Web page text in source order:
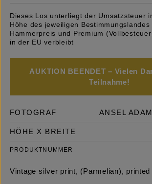
Dieses Los unterliegt der Umsatzsteuer
Höhe des jeweiligen Bestimmungslandes
Hammerpreis und Premium
in der EU verbleibt
AUKTION BEENDET – Vielen
Teilnahme!
FOTOGRAF ANSEL
HÖHE X BREITE
PRODUKTNUMMER
Vintage silver print, (Parmelian), printed